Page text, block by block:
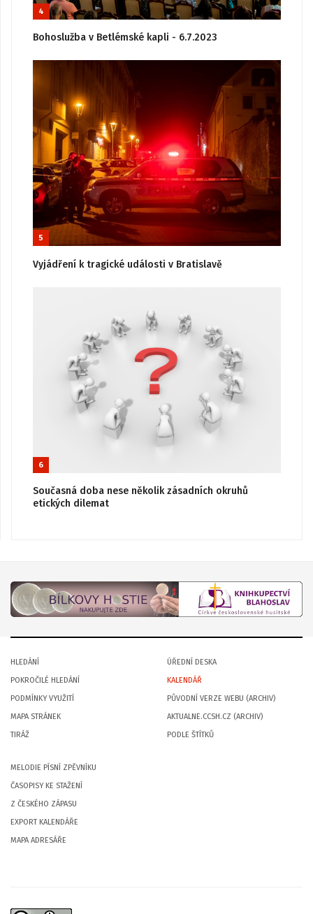
4
Bohoslužba v Betlémské kapli - 6.7.2023
5
Vyjádření k tragické události v Bratislavě
6
Současná doba nese několik zásadních okruhů
etických dilemat
HLEDÁNÍ
POKROČILÉ HLEDÁNÍ
PODMÍNKY VYUŽITÍ
MAPA STRÁNEK
TIRÁŽ
ÚŘEDNÍ DESKA
KALENDÁŘ
PŮVODNÍ VERZE WEBU (ARCHIV)
AKTUALNE.CCSH.CZ (ARCHIV)
PODLE ŠTÍTKŮ
MELODIE PÍSNÍ ZPĚVNÍKU
ČASOPISY KE STAŽENÍ
Z ČESKÉHO ZÁPASU
EXPORT KALENDÁŘE
MAPA ADRESÁŘE